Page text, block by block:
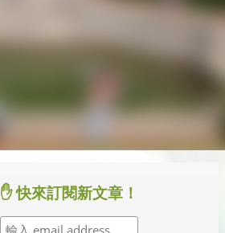
✋ 快來訂閱新文章！